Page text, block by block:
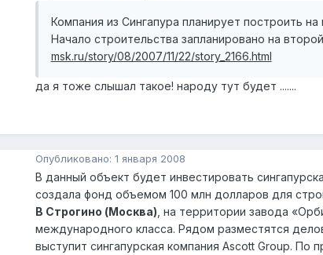
Компания из Сингапура планирует построить
Начало строительства запланировано на
msk.ru/story/08/2007/11/22/story_2166.html
да я тоже слышал такое! народу тут будет .......
Опубликовано: 1 января 2008
В данный объект будет инвестировать
создала фонд объемом 100 млн долларов для
В Строгино (Москва) , на территории завода
международного класса. Рядом разместятся
выступит сингапурская компания Ascott Group.